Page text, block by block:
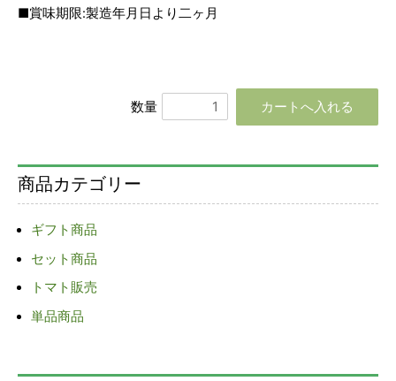
■賞味期限:製造年月日より二ヶ月
数量
商品カテゴリー
ギフト商品
セット商品
トマト販売
単品商品